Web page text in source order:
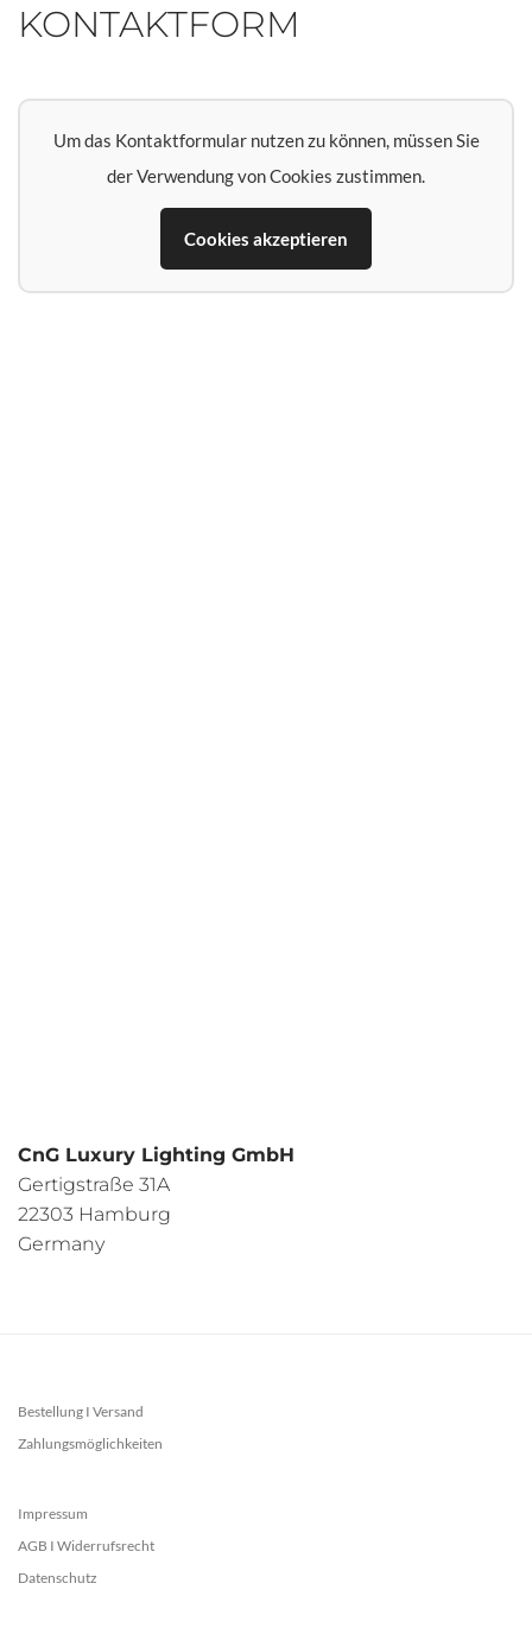
KONTAKTFORM
Um das Kontaktformular nutzen zu können, müssen Sie
der Verwendung von Cookies zustimmen.
Cookies akzeptieren
CnG Luxury Lighting GmbH
Gertigstraße 31A
22303 Hamburg
Germany
Bestellung I Versand
Zahlungsmöglichkeiten
Impressum
AGB I Widerrufsrecht
Datenschutz